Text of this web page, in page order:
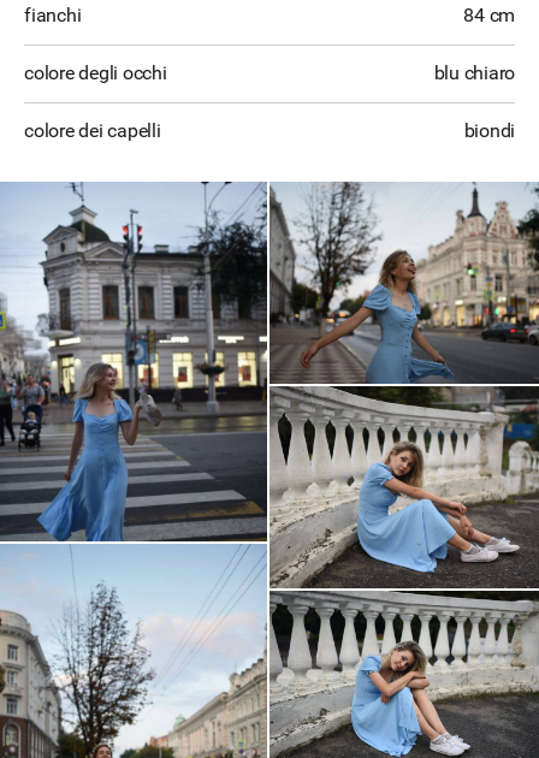
fianchi 84 cm
colore degli occhi blu chiaro
colore dei capelli biondi